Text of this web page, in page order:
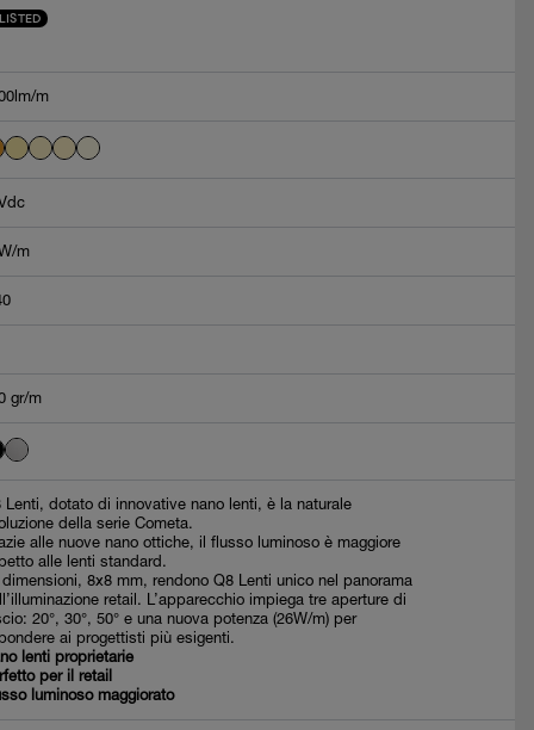
m
m
gr/m
Lenti, dotato di innovative nano lenti, è la naturale
della serie Cometa.
alle nuove nano ottiche, il flusso luminoso è maggiore
alle lenti standard.
8x8 mm, rendono Q8 Lenti unico nel panorama
retail. L’apparecchio impiega tre aperture di
20°, 30°, 50° e una nuova potenza (26W/m) per
ai progettisti più esigenti.
lenti proprietarie
per il retail
luminoso maggiorato